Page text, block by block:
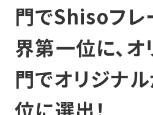
REGULAR
ORIGINAL
オリジナル
YUZU HEADS
門でShisoフ
界第一位に、
門でオリジナ